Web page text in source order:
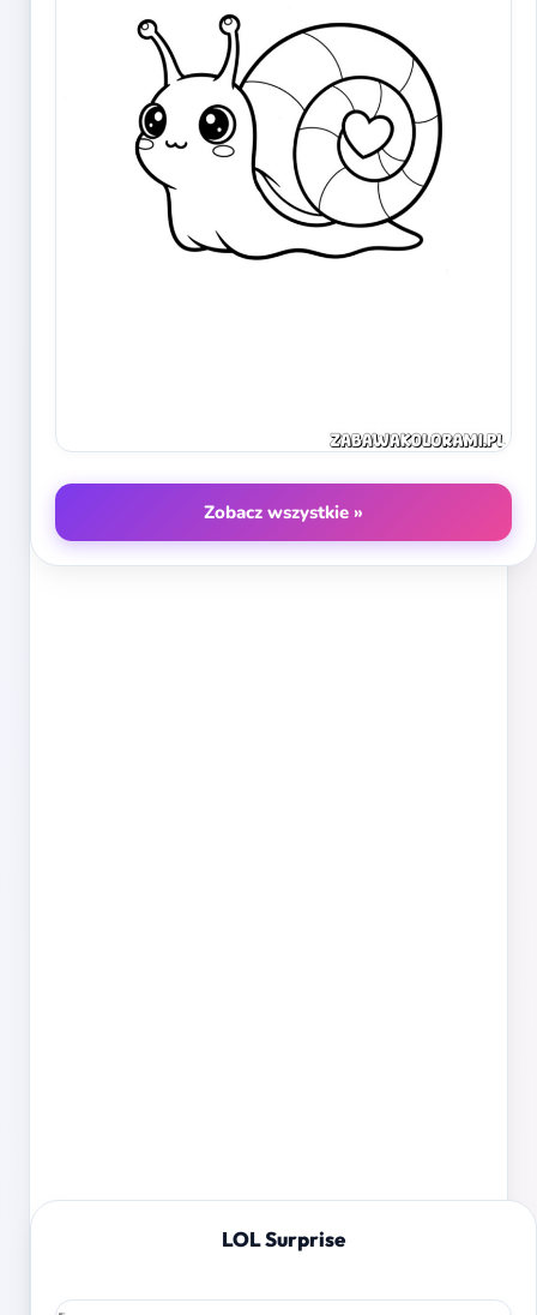
Zobacz wszystkie »
LOL Surprise